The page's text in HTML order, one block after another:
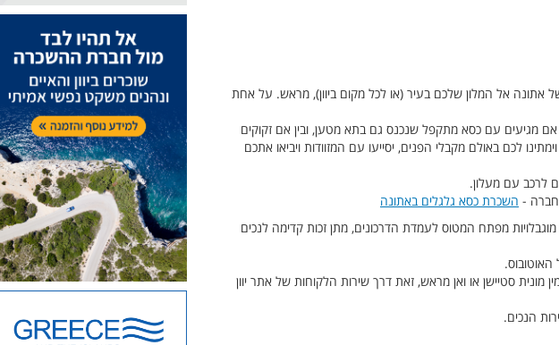
אתונה אל המלון שלכם בעיר (או לכל מקום ביוון), מראש. על אחת
מגיעים עם כסא מתקפל שנכנס גם בתא מטען, ובין אם זקוקים
לכם באולם מקבלי הפנים, יסייעו עם המזוודות ויביאו אתכם
לרכב עם מעלון.
- השכרת כסא גלגלים באתונה
מפתח המטוס לעמדת הדרכונים, מתן זכות קדימה לנכים
סטיישן או ואן מראש, זאת דרך שירות הלקוחות של אתר יוון
הנכים.